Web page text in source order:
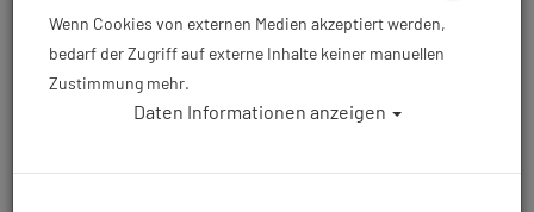
Wenn Cookies von externen Medien akzeptiert werden,
bedarf der Zugriff auf externe Inhalte keiner manuellen
Zustimmung mehr.
Daten Informationen anzeigen